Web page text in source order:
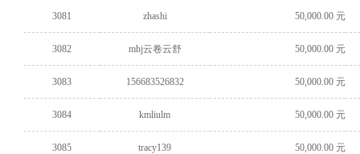
3081 zhashi 50,000.00 元
3082 mhj云卷云舒 50,000.00 元
3083 156683526832 50,000.00 元
3084 kmliulm 50,000.00 元
3085 tracy139 50,000.00 元